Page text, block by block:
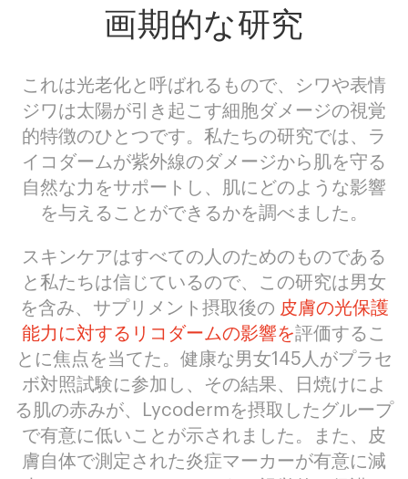
画期的な研究
これは光老化と呼ばれるもので、シワや表情
ジワは太陽が引き起こす細胞ダメージの視覚
的特徴のひとつです。私たちの研究では、ラ
イコダームが紫外線のダメージから肌を守る
自然な力をサポートし、肌にどのような影響
を与えることができるかを調べました。
スキンケアはすべての人のためのものである
と私たちは信じているので、この研究は男女
を含み、サプリメント摂取後の 皮膚の光保護
能力に対するリコダームの影響を評価するこ
とに焦点を当てた。健康な男女145人がプラセ
ボ対照試験に参加し、その結果、日焼けによ
る肌の赤みが、Lycodermを摂取したグループ
で有意に低いことが示されました。また、皮
膚自体で測定された炎症マーカーが有意に減